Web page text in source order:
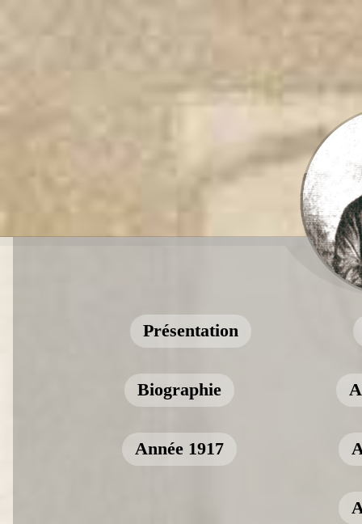
Présentation
Biographie
Année 1917